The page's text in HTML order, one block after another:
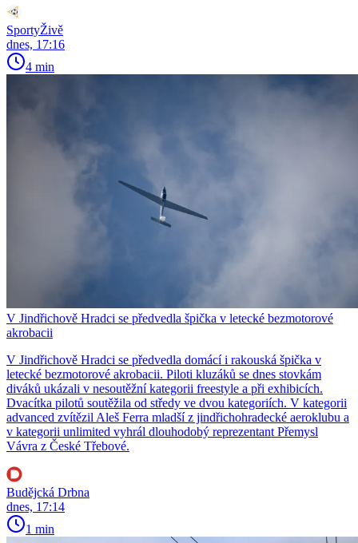
SportyŽivě
dnes, 17:16
4 min
V Jindřichově Hradci se předvedla špička v letecké bezmotorové
akrobacii
V Jindřichově Hradci se předvedla domácí i rakouská špička v
letecké bezmotorové akrobacii. Piloti kluzáků se dnes stovkám
diváků ukázali v nesoutěžní kategorii freestyle a při exhibicích.
Dvacítka pilotů soutěžila od středy ve dvou kategoriích. V kategorii
advanced zvítězil Aleš Ferra mladší z jindřichohradecké aeroklubu a
v kategorii unlimited vyhrál dlouhodobý reprezentant Přemysl
Vávra z České Třebové.
Budějcká Drbna
dnes, 17:14
1 min